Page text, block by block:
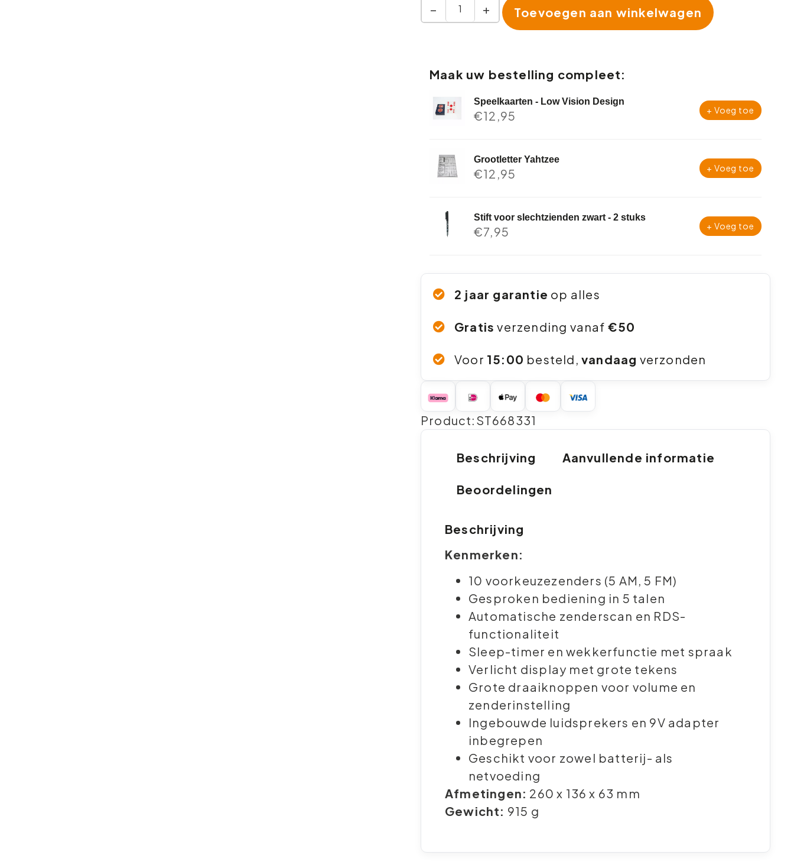
− + Toevoegen aan winkelwagen
Maak uw bestelling compleet:
Speelkaarten - Low Vision Design
€12,95 + Voeg toe
Grootletter Yahtzee
€12,95 + Voeg toe
Stift voor slechtzienden zwart - 2 stuks
€7,95 + Voeg toe
2 jaar garantie op alles
Gratis verzending vanaf €50
Voor 15:00 besteld, vandaag verzonden
Product:ST668331
Beschrijving Aanvullende informatie
Beoordelingen
Beschrijving
Kenmerken:
10 voorkeuzezenders (5 AM, 5 FM)
Gesproken bediening in 5 talen
Automatische zenderscan en RDS-
functionaliteit
Sleep-timer en wekkerfunctie met spraak
Verlicht display met grote tekens
Grote draaiknoppen voor volume en
zenderinstelling
Ingebouwde luidsprekers en 9V adapter
inbegrepen
Geschikt voor zowel batterij- als
netvoeding
Afmetingen: 260 x 136 x 63 mm
Gewicht: 915 g